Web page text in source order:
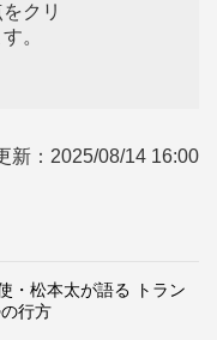
クリ
。
新： 2025/08/14 16:00
・松本太が語る トラン
行方